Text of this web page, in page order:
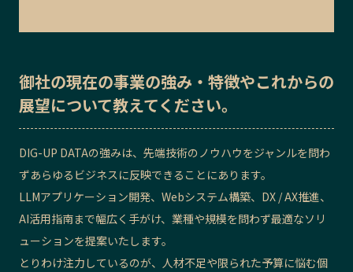
御社の現在の事業の強み・特徴やこれからの
展望について教えてください。
DIG-UP DATAの強みは、先端技術のノウハウをジャンルを問わ
ずあらゆるビジネスに反映できることにあります。
LLMアプリケーション開発、Webシステム構築、DX / AX推進、
AI活用指南まで幅広く手がけ、業種や規模を問わず最適なソリ
ューションを提案いたします。
とりわけ注力しているのが、人材不足や限られた予算に悩む個